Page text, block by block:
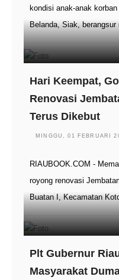
kondisi anak-anak
Belanda, Siak,
Hari Keempat,
Renovasi
Terus Dikebut
MINGGU, 01 FEBRUARI
RIAUBOOK.COM -
royong renovasi
Buatan I, Kecamatan
Plt Gubernur
Masyarakat